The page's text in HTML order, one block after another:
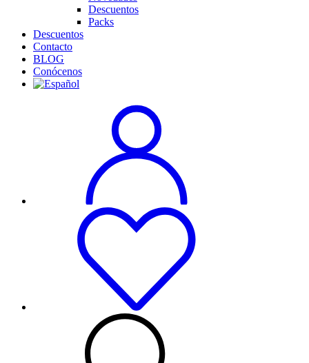
Descuentos
Packs
Descuentos
Contacto
BLOG
Conócenos